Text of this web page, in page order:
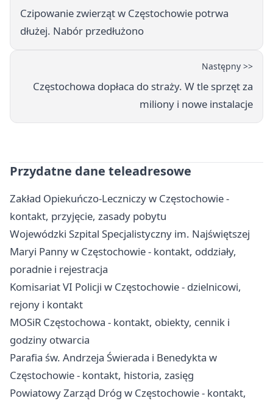
Czipowanie zwierząt w Częstochowie potrwa
dłużej. Nabór przedłużono
Następny >>
Częstochowa dopłaca do straży. W tle sprzęt za
miliony i nowe instalacje
Przydatne dane teleadresowe
Zakład Opiekuńczo-Leczniczy w Częstochowie -
kontakt, przyjęcie, zasady pobytu
Wojewódzki Szpital Specjalistyczny im. Najświętszej
Maryi Panny w Częstochowie - kontakt, oddziały,
poradnie i rejestracja
Komisariat VI Policji w Częstochowie - dzielnicowi,
rejony i kontakt
MOSiR Częstochowa - kontakt, obiekty, cennik i
godziny otwarcia
Parafia św. Andrzeja Świerada i Benedykta w
Częstochowie - kontakt, historia, zasięg
Powiatowy Zarząd Dróg w Częstochowie - kontakt,